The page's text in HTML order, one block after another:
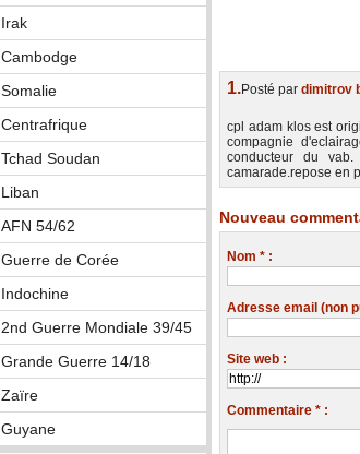
Irak
Cambodge
Somalie
Centrafrique
Tchad Soudan
Liban
AFN 54/62
Guerre de Corée
Indochine
2nd Guerre Mondiale 39/45
Grande Guerre 14/18
Zaïre
Guyane
1.Posté par dimitrov
cpl adam klos est
compagnie
conducteur du
camarade.repose en
Nouveau
Nom * :
Adresse email (non
Site web :
Commentaire * :